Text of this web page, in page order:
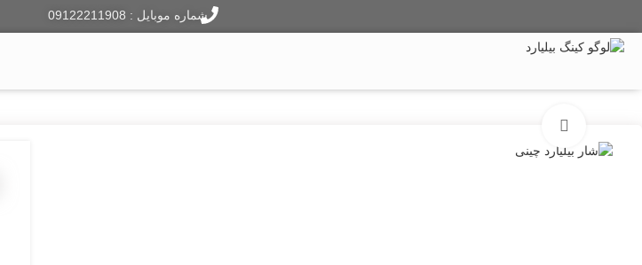
شماره موبایل : 09122211908